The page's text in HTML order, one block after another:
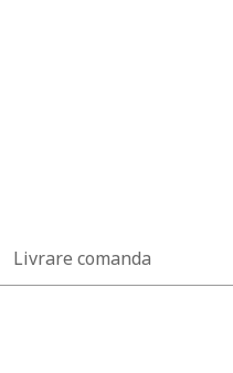
Livrare comanda